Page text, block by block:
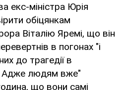
екс-міністра Юрія
обіцянкам
Віталію Яремі, що він
в погонах "і
до трагедії в
Адже людям вже"
що вони самі